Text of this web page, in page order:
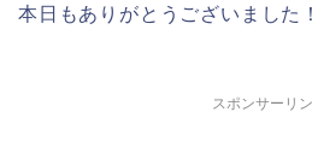
本日もありがとうございました
スポンサーリ